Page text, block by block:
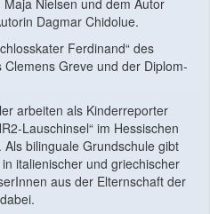
Nielsen und dem Autor
Dagmar Chidolue.
Ferdinand“ des
Greve und der Diplom-
arbeiten als Kinderreporter
Lauschinsel“ im Hessischen
bilinguale Grundschule gibt
italienischer und griechischer
aus der Elternschaft der